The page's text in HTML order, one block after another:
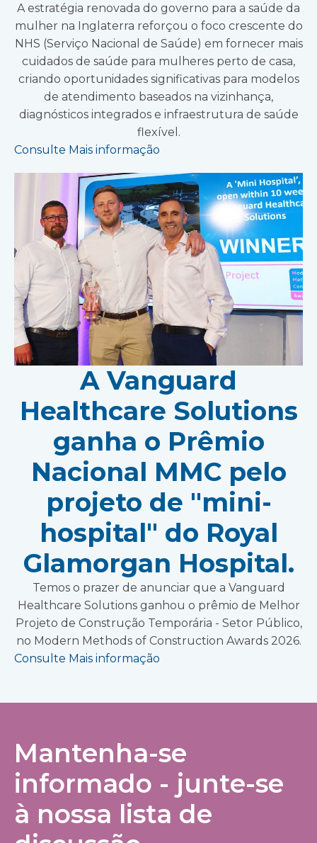
A estratégia renovada do governo para a saúde da
mulher na Inglaterra reforçou o foco crescente do
NHS (Serviço Nacional de Saúde) em fornecer mais
cuidados de saúde para mulheres perto de casa,
criando oportunidades significativas para modelos
de atendimento baseados na vizinhança,
diagnósticos integrados e infraestrutura de saúde
flexível.
Consulte Mais informação
A Vanguard
Healthcare Solutions
ganha o Prêmio
Nacional MMC pelo
projeto de "mini-
hospital" do Royal
Glamorgan Hospital.
Temos o prazer de anunciar que a Vanguard
Healthcare Solutions ganhou o prêmio de Melhor
Projeto de Construção Temporária - Setor Público,
no Modern Methods of Construction Awards 2026.
Consulte Mais informação
Mantenha-se
informado - junte-se
à nossa lista de